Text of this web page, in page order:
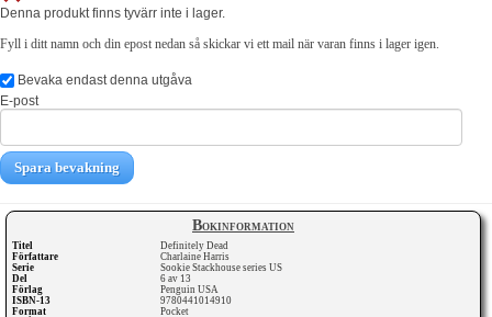
Bokinformation
Titel
Definitely Dead
Författare
Charlaine Harris
Serie
Sookie Stackhouse series US
Del
6 av 13
Förlag
Penguin USA
ISBN-13
9780441014910
Format
Pocket
Denna produkt finns tyvärr inte i lager.
Fyll i ditt namn och din epost nedan så skickar vi ett mail när varan finns i lager igen.
Bevaka endast denna utgåva
E-post
Spara bevakning